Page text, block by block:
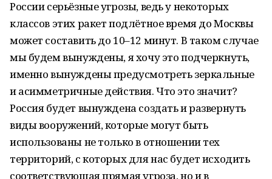
России серьёзные угрозы, ведь у некоторых
классов этих ракет подлётное время до Москвы
может составить до 10–12 минут. В таком случае
мы будем вынуждены, я хочу это подчеркнуть,
именно вынуждены предусмотреть зеркальные
и асимметричные действия. Что это значит?
Россия будет вынуждена создать и развернуть
виды вооружений, которые могут быть
использованы не только в отношении тех
территорий, с которых для нас будет исходить
соответствующая прямая угроза, но и в